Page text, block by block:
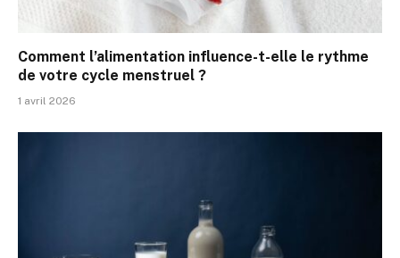
Comment l’alimentation influence-t-elle le rythme
de votre cycle menstruel ?
1 avril 2026